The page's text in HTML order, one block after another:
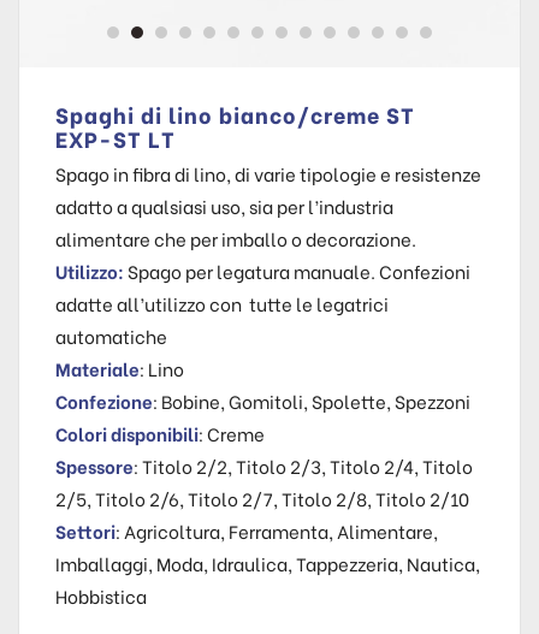
Spaghi di lino bianco/creme ST
EXP-ST LT
Spago in fibra di lino, di varie tipologie e resistenze
adatto a qualsiasi uso, sia per l’industria
alimentare che per imballo o decorazione.
Utilizzo: Spago per legatura manuale. Confezioni
adatte all’utilizzo con tutte le legatrici
automatiche
Materiale: Lino
Confezione: Bobine, Gomitoli, Spolette, Spezzoni
Colori disponibili: Creme
Spessore: Titolo 2/2, Titolo 2/3, Titolo 2/4, Titolo
2/5, Titolo 2/6, Titolo 2/7, Titolo 2/8, Titolo 2/10
Settori: Agricoltura, Ferramenta, Alimentare,
Imballaggi, Moda, Idraulica, Tappezzeria, Nautica,
Hobbistica